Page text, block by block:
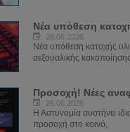
28.06.2026
Νέα υπόθεση κατοχής
σεξουαλικής κακοποίησης
26.06.2026
Η Αστυνομία συστήνει
προσοχή στο κοινό,